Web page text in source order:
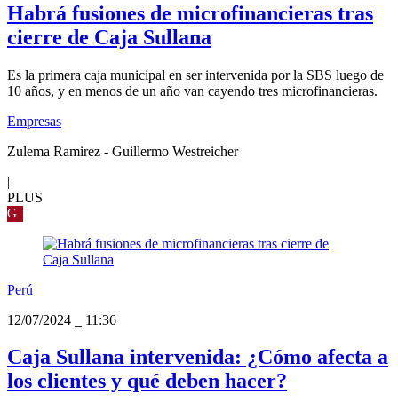
Habrá fusiones de microfinancieras tras
cierre de Caja Sullana
Es la primera caja municipal en ser intervenida por la SBS luego de
10 años, y en menos de un año van cayendo tres microfinancieras.
Empresas
Zulema Ramirez - Guillermo Westreicher
|
PLUS
G
Perú
12/07/2024
11:36
Caja Sullana intervenida: ¿Cómo afecta a
los clientes y qué deben hacer?